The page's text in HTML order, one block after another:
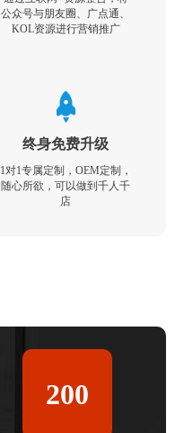
公众号与朋友圈、广点通、
KOL资源进行营销推广
终身免费升级
1对1专属定制，OEM定制，
随心所欲，可以做到千人千
店
200